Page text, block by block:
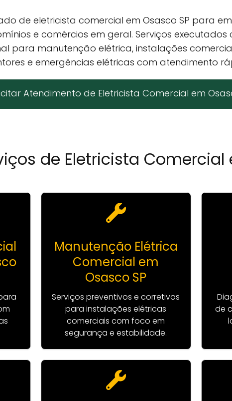
de eletricista comercial em Osasco SP para
e comércios em geral. Serviços
para manutenção elétrica, instalações
e emergências elétricas com atendimento
Atendimento de Eletricista Comercial em
de Eletricista Comercial
Manutenção Elétrica
Comercial em
Osasco SP
Serviços preventivos e corretivos
para instalações elétricas
comerciais com foco em
segurança e estabilidade.
de